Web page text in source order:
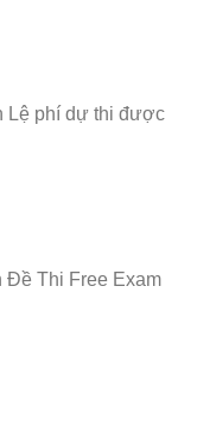
Lệ phí dự thi được
Đề Thi Free Exam